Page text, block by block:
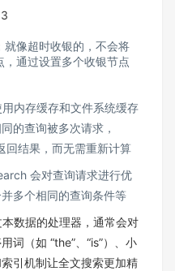
像超时收银的，不会将
通过设置多个收银节点
内存缓存和文件系统缓存
的查询被多次请求，
回结果，而无需重新计算
会对查询请求进行优
多个相同的查询条件等
数据的处理器，通常会对
词（如 “the”、“is”）、小
引机制让全文搜索更加精